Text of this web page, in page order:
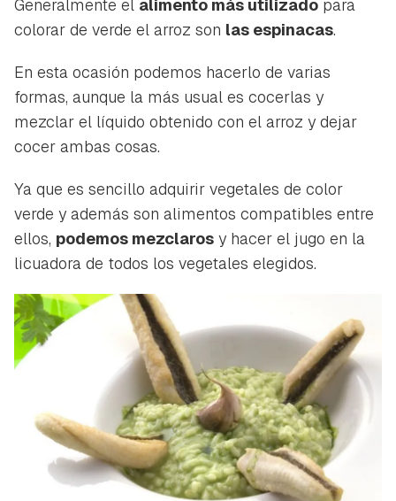
Generalmente el alimento más utilizado para
colorar de verde el arroz son las espinacas.
En esta ocasión podemos hacerlo de varias
formas, aunque la más usual es cocerlas y
mezclar el líquido obtenido con el arroz y dejar
cocer ambas cosas.
Ya que es sencillo adquirir vegetales de color
verde y además son alimentos compatibles entre
ellos, podemos mezclaros y hacer el jugo en la
licuadora de todos los vegetales elegidos.